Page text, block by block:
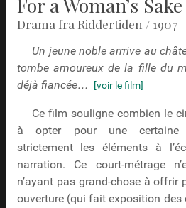
For a Woman’s Sake
Drama fra Riddertiden / 1907
Un jeune noble arrrive au
tombe amoureux de la fille du
déjà fiancée…
[voir le film]
Ce film souligne combien le
à opter pour une certaine
strictement les éléments à
narration. Ce court-métrage
n’ayant pas grand-chose à offrir
ouverture (qui fait exposition des